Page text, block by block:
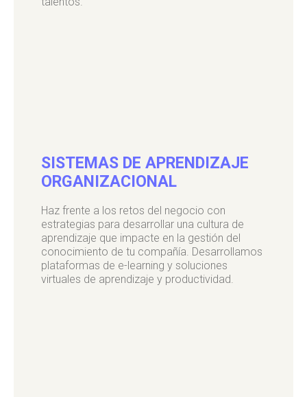
SISTEMAS DE APRENDIZAJE
ORGANIZACIONAL
Haz frente a los retos del negocio con
estrategias para desarrollar una cultura de
aprendizaje que impacte en la gestión del
conocimiento de tu compañía. Desarrollamos
plataformas de e-learning y soluciones
virtuales de aprendizaje y productividad.